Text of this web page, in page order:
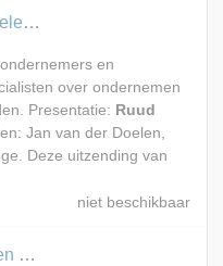
en
over ondernemen
Presentatie: Ruud
Jan van der Doelen,
Deze uitzending van